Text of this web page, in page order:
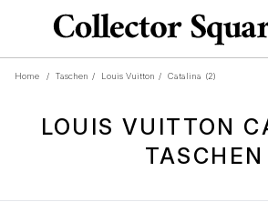
Home / Taschen / Louis Vuitton / Catalina (2)
LOUIS VUITTON
TASCHEN